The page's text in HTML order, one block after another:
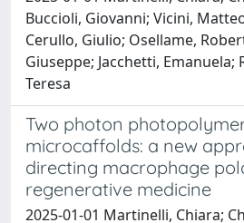
Buccioli, Giovanni; Vicini,
Cerullo, Giulio; Osellame,
Giuseppe; Jacchetti, Emanuela;
Teresa
Two photon
microcaffolds: a new
directing macrophage
regenerative medicine
2025-01-01 Martinelli, Chiara;